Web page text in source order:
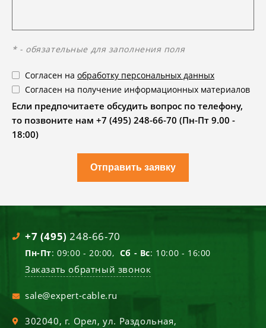
* - обязательные для заполнения поля
Согласен на обработку персональных данных
Согласен на получение информационных материалов
Если предпочитаете обсудить вопрос по телефону,
то позвоните нам +7 (495) 248-66-70 (Пн-Пт 9.00 -
18:00)
Отправить заявку
+7 (495) 248-66-70
Пн-Пт: 09:00 - 20:00, Сб - Вс: 10:00 - 16:00
Заказать обратный звонок
sale@expert-cable.ru
302040, г. Орел,ул. Раздольная,